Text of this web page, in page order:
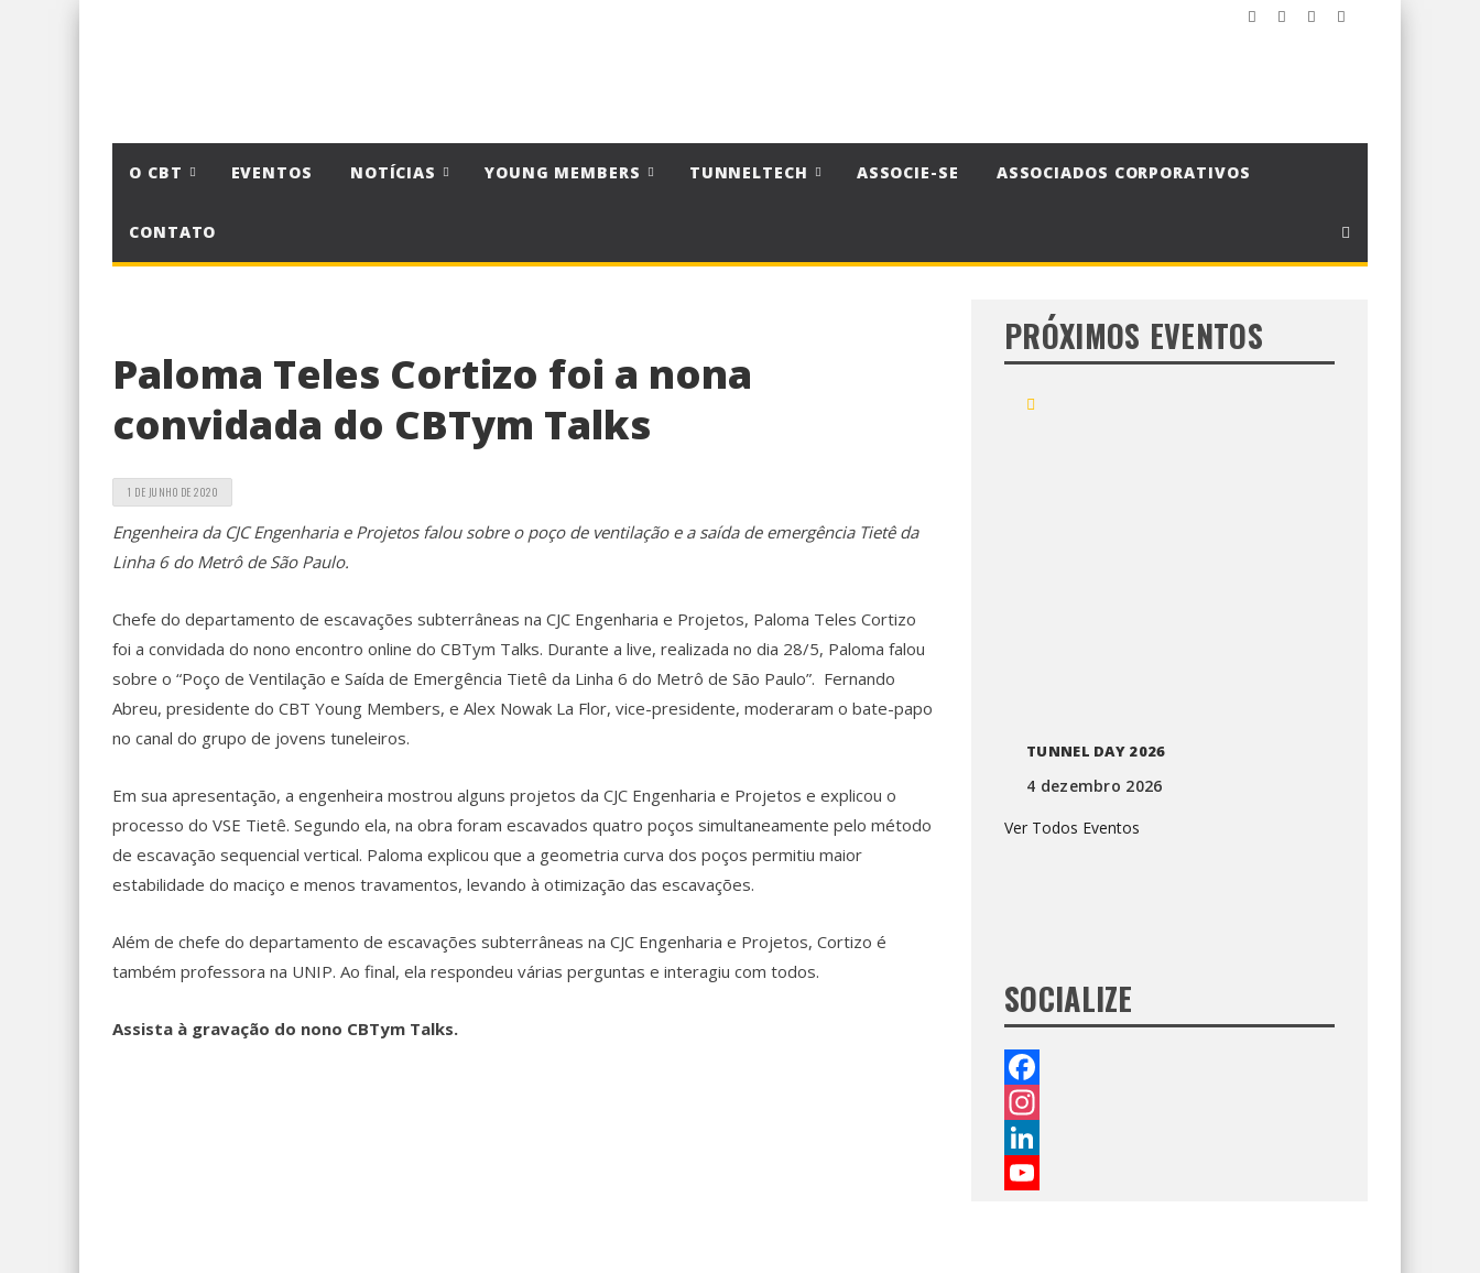
O CBT EVENTOS NOTÍCIAS YOUNG MEMBERS TUNNELTECH ASSOCIE-SE ASSOCIADOS CORPORATIVOS
CONTATO
Paloma Teles Cortizo foi a nona
convidada do CBTym Talks
1 DE JUNHO DE 2020
Engenheira da CJC Engenharia e Projetos falou sobre o poço de ventilação e a saída de emergência Tietê da
Linha 6 do Metrô de São Paulo.
Chefe do departamento de escavações subterrâneas na CJC Engenharia e Projetos, Paloma Teles Cortizo
foi a convidada do nono encontro online do CBTym Talks. Durante a live, realizada no dia 28/5, Paloma falou
sobre o “Poço de Ventilação e Saída de Emergência Tietê da Linha 6 do Metrô de São Paulo”. Fernando
Abreu, presidente do CBT Young Members, e Alex Nowak La Flor, vice-presidente, moderaram o bate-papo
no canal do grupo de jovens tuneleiros.
Em sua apresentação, a engenheira mostrou alguns projetos da CJC Engenharia e Projetos e explicou o
processo do VSE Tietê. Segundo ela, na obra foram escavados quatro poços simultaneamente pelo método
de escavação sequencial vertical. Paloma explicou que a geometria curva dos poços permitiu maior
estabilidade do maciço e menos travamentos, levando à otimização das escavações.
Além de chefe do departamento de escavações subterrâneas na CJC Engenharia e Projetos, Cortizo é
também professora na UNIP. Ao final, ela respondeu várias perguntas e interagiu com todos.
Assista à gravação do nono CBTym Talks.
PRÓXIMOS EVENTOS
TUNNEL DAY 2026
4 dezembro 2026
Ver Todos Eventos
SOCIALIZE
Facebook
Instagram
LinkedIn